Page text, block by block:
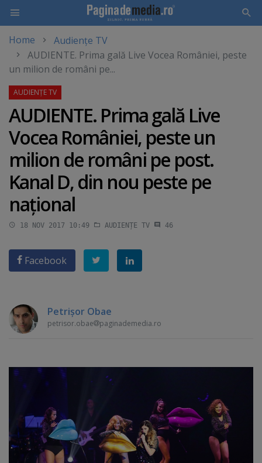
main
content
Home
Audiențe TV
AUDIENTE. Prima gală Live Vocea României, peste
un milion de români pe...
AUDIENTE. Prima gală Live
Vocea României, peste un
milion de români pe post.
Kanal D, din nou peste pe
naţional
18 NOV 2017 10:49 AUDIENȚE TV 46
Facebook
Petrişor Obae
petrisor.obae paginademedia.ro